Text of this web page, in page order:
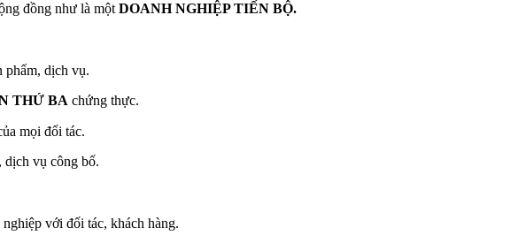
đồng như là mộtDOANH NGHIỆP TIẾN BỘ.
phẩm, dịch vụ.
THỨ BA chứng thực.
mọi đối tác.
dịch vụ công bố.
với đối tác, khách hàng.